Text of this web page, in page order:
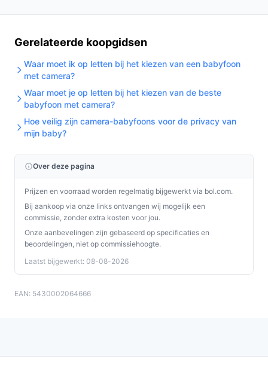
Gerelateerde koopgidsen
Waar moet ik op letten bij het kiezen van een babyfoon
met camera?
Waar moet je op letten bij het kiezen van de beste
babyfoon met camera?
Hoe veilig zijn camera-babyfoons voor de privacy van
mijn baby?
Over deze pagina
Prijzen en voorraad worden regelmatig bijgewerkt via bol.com.
Bij aankoop via onze links ontvangen wij mogelijk een
commissie, zonder extra kosten voor jou.
Onze aanbevelingen zijn gebaseerd op specificaties en
beoordelingen, niet op commissiehoogte.
Laatst bijgewerkt: 08-08-2026
EAN: 5430002064666